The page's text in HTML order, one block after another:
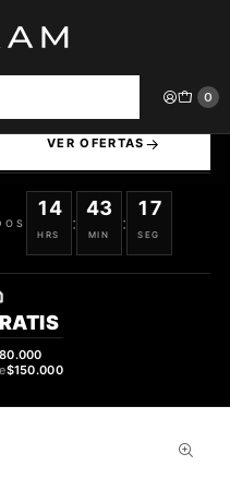
0
BROWN UNISEX EDP 80
VER OFERTAS
14
HRS
:
43
MIN
:
16
SEG
$150.000